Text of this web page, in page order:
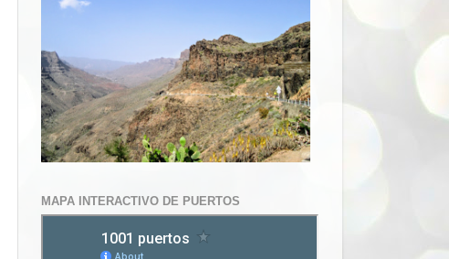
MAPA INTERACTIVO DE PUERTOS